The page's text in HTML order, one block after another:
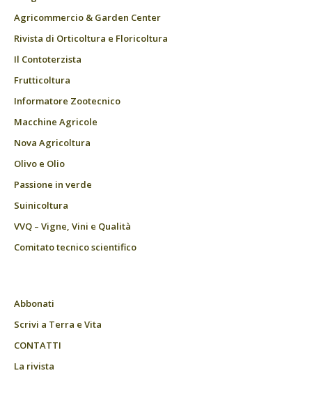
Agricommercio & Garden Center
Rivista di Orticoltura e Floricoltura
Il Contoterzista
Frutticoltura
Informatore Zootecnico
Macchine Agricole
Nova Agricoltura
Olivo e Olio
Passione in verde
Suinicoltura
VVQ – Vigne, Vini e Qualità
Comitato tecnico scientifico
Abbonati
Scrivi a Terra e Vita
CONTATTI
La rivista